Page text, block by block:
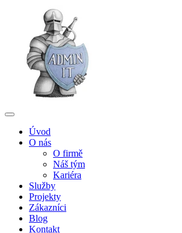
Úvod
O nás
O firmě
Náš tým
Kariéra
Služby
Projekty
Zákazníci
Blog
Kontakt